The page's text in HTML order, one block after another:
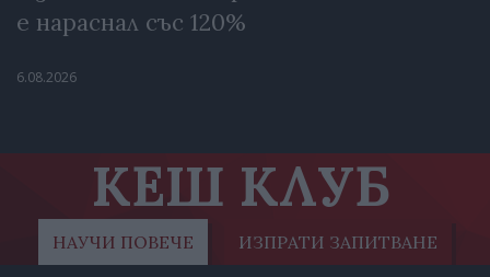
е нараснал със 120%
6.08.2026
КЕШ КЛУБ
НАУЧИ ПОВЕЧЕ ИЗПРАТИ ЗАПИТВАНЕ